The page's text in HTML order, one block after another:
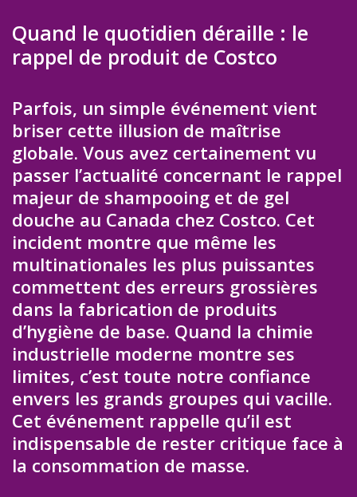
Quand le quotidien déraille : le
rappel de produit de Costco
Parfois, un simple événement vient
briser cette illusion de maîtrise
globale. Vous avez certainement vu
passer l’actualité concernant le rappel
majeur de shampooing et de gel
douche au Canada chez Costco. Cet
incident montre que même les
multinationales les plus puissantes
commettent des erreurs grossières
dans la fabrication de produits
d’hygiène de base. Quand la chimie
industrielle moderne montre ses
limites, c’est toute notre confiance
envers les grands groupes qui vacille.
Cet événement rappelle qu’il est
indispensable de rester critique face à
la consommation de masse.